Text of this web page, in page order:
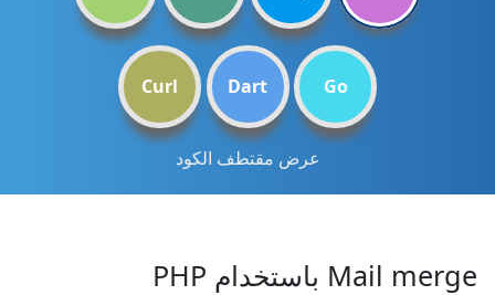
Go
Dart
Curl
عرض مقتطف الكود
Mail merge باستخدام PHP